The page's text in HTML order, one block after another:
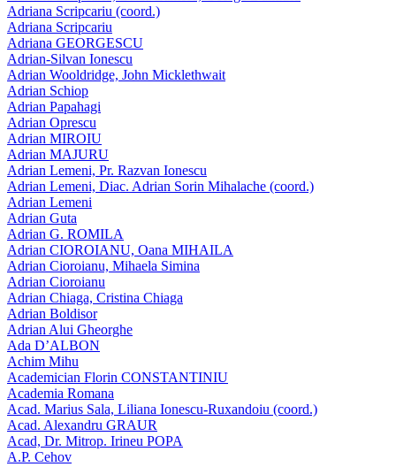
Adriana Scripcariu (coord.)
Adriana Scripcariu
Adriana GEORGESCU
Adrian-Silvan Ionescu
Adrian Wooldridge, John Micklethwait
Adrian Schiop
Adrian Papahagi
Adrian Oprescu
Adrian MIROIU
Adrian MAJURU
Adrian Lemeni, Pr. Razvan Ionescu
Adrian Lemeni, Diac. Adrian Sorin Mihalache (coord.)
Adrian Lemeni
Adrian Guta
Adrian G. ROMILA
Adrian CIOROIANU, Oana MIHAILA
Adrian Cioroianu, Mihaela Simina
Adrian Cioroianu
Adrian Chiaga, Cristina Chiaga
Adrian Boldisor
Adrian Alui Gheorghe
Ada D’ALBON
Achim Mihu
Academician Florin CONSTANTINIU
Academia Romana
Acad. Marius Sala, Liliana Ionescu-Ruxandoiu (coord.)
Acad. Alexandru GRAUR
Acad, Dr. Mitrop. Irineu POPA
A.P. Cehov